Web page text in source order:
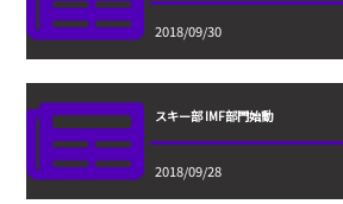
2018/09/30
スキー部 IMF部門始動
2018/09/28